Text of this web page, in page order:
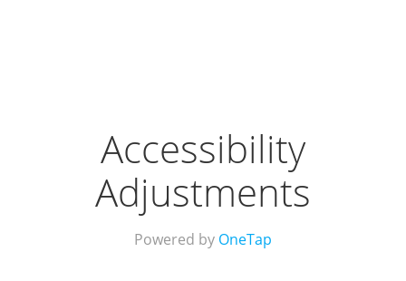
Accessibility
Adjustments
Powered by OneTap